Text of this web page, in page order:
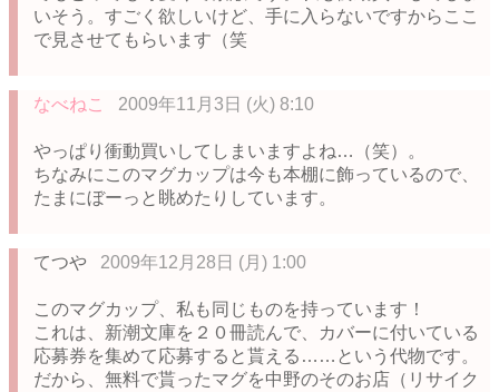
いそう。すごく欲しいけど、手に入らないですからここ
で見させてもらいます（笑
なべねこ 2009年11月3日 (火) 8:10
やっぱり衝動買いしてしまいますよね…（笑）。
ちなみにこのマグカップは今も本棚に飾っているので、
たまにぼーっと眺めたりしています。
てつや 2009年12月28日 (月) 1:00
このマグカップ、私も同じものを持っています！
これは、新潮文庫を２０冊読んで、カバーに付いている
応募券を集めて応募すると貰える……という代物です。
だから、無料で貰ったマグを中野のそのお店（リサイク